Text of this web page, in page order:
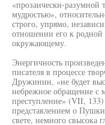
«прозаически-
мудростью»,
строго, упрямо,
отношении его к
окружающему.
Энергичность
писателя в процессе
Дружинин, «не будет
небрежное обращение с
преступление» (VII,
представлением о
свете, немного свысока